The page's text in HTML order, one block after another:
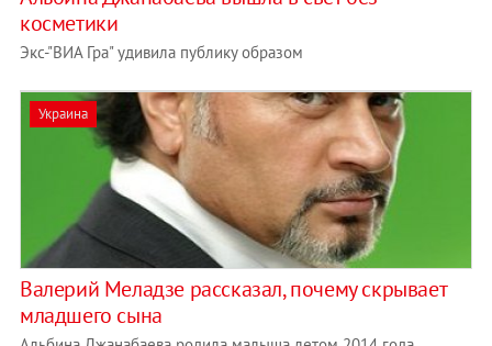
косметики
Экс-"ВИА Гра" удивила публику образом
Украина
Валерий Меладзе рассказал, почему скрывает
младшего сына